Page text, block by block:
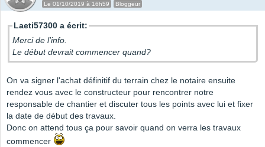
Le 01/10/2019 à 16h59 Bloggeur
Laeti57300 a écrit:
Merci de l'info.
Le début devrait commencer quand?
On va signer l'achat définitif du terrain chez le notaire ensuite
rendez vous avec le constructeur pour rencontrer notre
responsable de chantier et discuter tous les points avec lui et fixer
la date de début des travaux.
Donc on attend tous ça pour savoir quand on verra les travaux
commencer